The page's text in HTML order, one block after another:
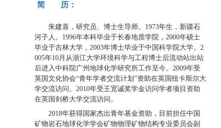
简 历：
朱建喜，研究员、博士生导师。 1973年生，新疆石
河子人。 1996年本科毕业于长春地质学院， 2000年硕士
毕业于吉林大学， 2003年博士毕业于中国科学院大学。 2
005年10 月从浙江大学环境科学与工程博士后流动站出站
后进入中科院广州地球化学研究所工作至今。 2009年受
英国文化协会“青年学者交流计划 ”资助在英国纽卡斯尔大
学交流访问。 2010年受王宽诚奖学金访问学者项目资助
在英国剑桥大学交流访问。
2018年获得国家杰出青年基金资助，目前担任中国
矿物岩石地球化学学会矿物物理矿物结构专业委员会副